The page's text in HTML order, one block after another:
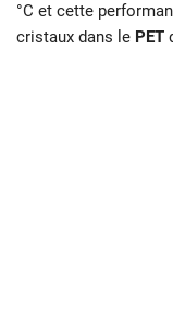
°C et cette
cristaux dans le PET